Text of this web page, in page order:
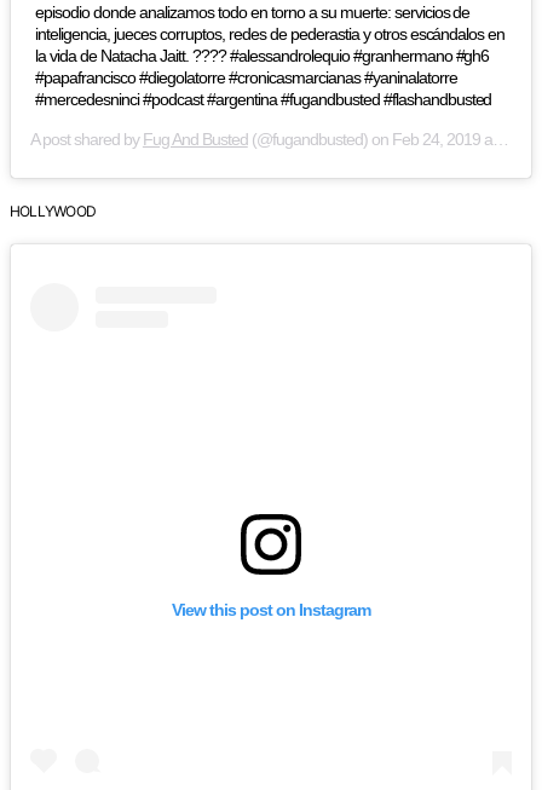
episodio donde analizamos todo en torno a su muerte: servicios de
inteligencia, jueces corruptos, redes de pederastia y otros escándalos en
la vida de Natacha Jaitt. ???? #alessandrolequio #granhermano #gh6
#papafrancisco #diegolatorre #cronicasmarcianas #yaninalatorre
#mercedesninci #podcast #argentina #fugandbusted #flashandbusted
A post shared byFug And Busted(@fugandbusted) on Feb 24, 2019 at 12:54pm PST
HOLLYWOOD
View this post on Instagram